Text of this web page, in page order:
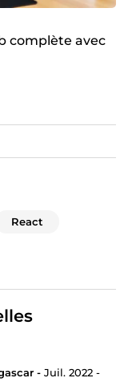
complète avec
React
- Juil. 2022 -